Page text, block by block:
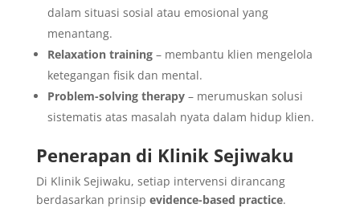
dalam situasi sosial atau emosional yang
menantang.
Relaxation training– membantu klien mengelola
ketegangan fisik dan mental.
Problem-solving therapy– merumuskan solusi
sistematis atas masalah nyata dalam hidup klien.
Penerapan di Klinik Sejiwaku
Di Klinik Sejiwaku, setiap intervensi dirancang
berdasarkan prinsip evidence-based practice.